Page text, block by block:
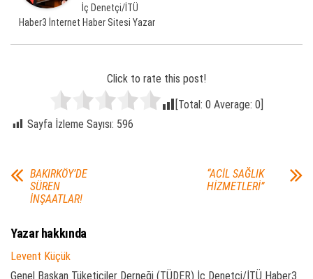
İç Denetçi/İTÜ
Haber3 İnternet Haber Sitesi Yazar
Click to rate this post!
[Total: 0 Average: 0]
Sayfa İzleme Sayısı: 596
BAKIRKÖY’DE
SÜREN
İNŞAATLAR!
“ACİL SAĞLIK
HİZMETLERİ”
Yazar hakkında
Levent Küçük
Genel Başkan Tüketiciler Derneği (TÜDER) İç Denetçi/İTÜ Haber3